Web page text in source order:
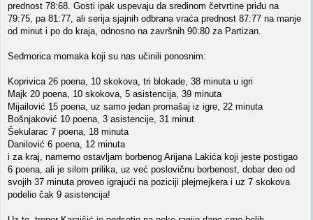
prednost 78:68. Gosti ipak uspevaju da sredinom četvrtine priđu na
79:75, pa 81:77, ali serija sjajnih odbrana vraća prednost 87:77 na manje
od minut i po do kraja, odnosno na završnih 90:80 za Partizan.
Sedmorica momaka koji su nas učinili ponosnim:
Koprivica 26 poena, 10 skokova, tri blokade, 38 minuta u igri
Majk 20 poena, 10 skokova, 5 asistencija, 39 minuta
Mijailović 15 poena, uz samo jedan promašaj iz igre, 22 minuta
Bošnjaković 10 poena, 3 asistencije, 31 minut
Šekularac 7 poena, 18 minuta
Danilović 6 poena, 12 minuta
i za kraj, namerno ostavljam borbenog Arijana Lakića koji jeste postigao
6 poena, ali je silom prilika, uz već poslovičnu borbenost, dobar deo od
svojih 37 minuta proveo igrajući na poziciji plejmejkera i uz 7 skokova
podelio čak 9 asistencija!